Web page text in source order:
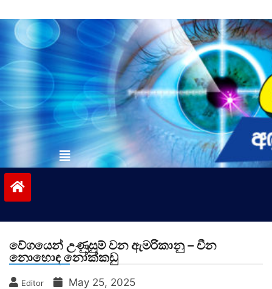
to
contentvinivida.lk
වේගයෙන් උණුසුම් වන ඇමරිකානු – චීන
නොහොඳ නෝක්කඩු
Editor May 25, 2025